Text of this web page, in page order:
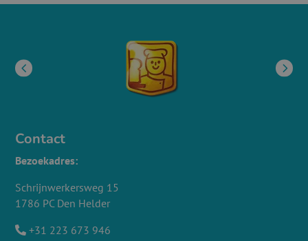
Contact
Bezoekadres:
Schrijnwerkersweg 15
1786 PC Den Helder
+31 223 673 946